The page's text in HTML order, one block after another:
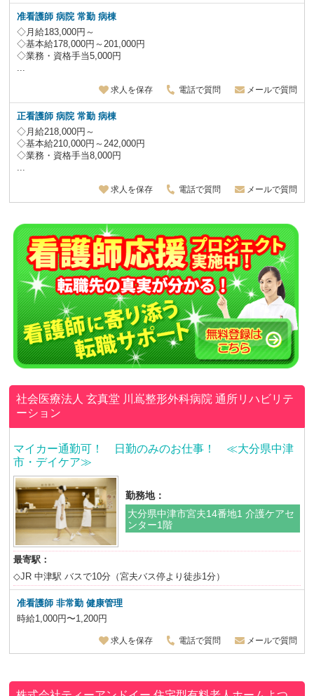
准看護師 病院 常勤 病棟
◇月給183,000円～
◇基本給178,000円～201,000円
◇業務・資格手当5,000円
...
求人を保存 電話で質問 メールで質問
正看護師 病院 常勤 病棟
◇月給218,000円～
◇基本給210,000円～242,000円
◇業務・資格手当8,000円
...
求人を保存 電話で質問 メールで質問
社会医療法人 玄真堂 川嶌整形外科病院 通所リハビリテ
ーション
マイカー通勤可！ 日勤のみのお仕事！ ≪大分県中津
市・デイケア≫
勤務地：
大分県中津市宮夫14番地1 介護ケアセ
ンター1階
最寄駅：
◇JR 中津駅 バスで10分（宮夫バス停より徒歩1分）
准看護師非常勤 健康管理
時給1,000円〜1,200円
求人を保存 電話で質問 メールで質問